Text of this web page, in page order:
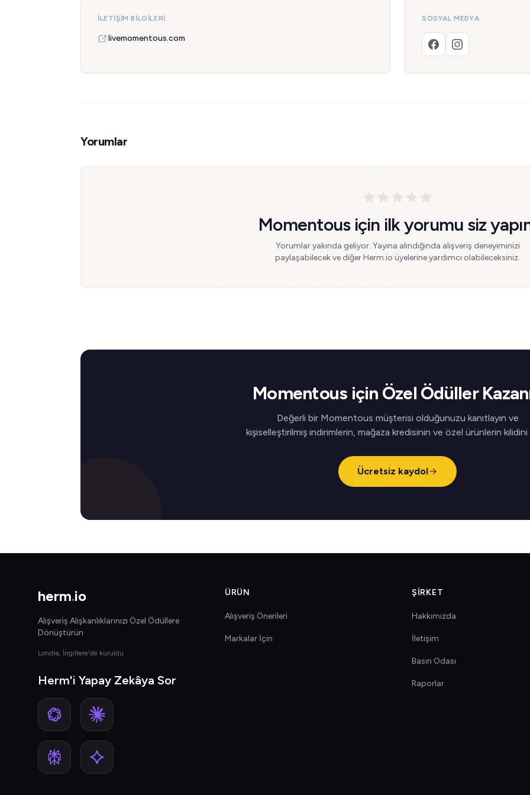
İLETIŞIM BILGILERI
livemomentous.com
SOSYAL MEDYA
Yorumlar
Momentous için ilk yorumu siz
Yorumlar yakında geliyor. Yayına alındığında alışveriş deneyiminizi
paylaşabilecek ve diğer Herm.io üyelerine yardımcı olabileceksiniz.
Momentous için Özel Ödüller
Değerli bir Momentous müşterisi olduğunuzu kanıtlayın ve
kişiselleştirilmiş indirimlerin, mağaza kredisinin ve özel ürünlerin kilidini
Ücretsiz kaydol
herm.io
Alışveriş Alışkanlıklarınızı Özel Ödüllere
Dönüştürün
Londra, İngiltere'de kuruldu
Herm'i Yapay Zekâya Sor
ÜRÜN
Alışveriş Önerileri
Markalar İçin
ŞIRKET
Hakkımızda
İletişim
Basın Odası
Raporlar